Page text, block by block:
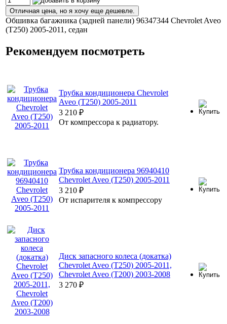
Отличная цена, но я хочу еще дешевле.
Обшивка багажника (задней панели) 96347344 Chevrolet Aveo
(T250) 2005-2011, седан
Рекомендуем посмотреть
Трубка кондиционера Chevrolet
Aveo (T250) 2005-2011
3 210 ₽
От компрессора к радиатору.
Трубка кондиционера 96940410
Chevrolet Aveo (T250) 2005-2011
3 210 ₽
От испарителя к компрессору
Диск запасного колеса (докатка)
Chevrolet Aveo (T250) 2005-2011,
Chevrolet Aveo (T200) 2003-2008
3 270 ₽